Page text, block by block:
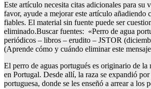
Este artículo necesita citas adicionales para su
favor, ayude a mejorar este artículo añadiendo
fiables. El material sin fuente puede ser
eliminado.Buscar fuentes: «Perro de agua
periódicos – libros – erudito – JSTOR
(Aprende cómo y cuándo eliminar este
El perro de aguas portugués es originario de
en Portugal. Desde allí, la raza se expandió por
portuguesa, donde se les enseñó a arrear a los